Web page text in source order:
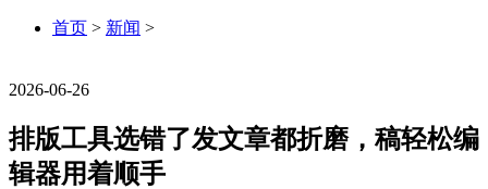
首页 > 新闻 >
2026-06-26
排版工具选错了发文章都折磨，稿轻松编
辑器用着顺手